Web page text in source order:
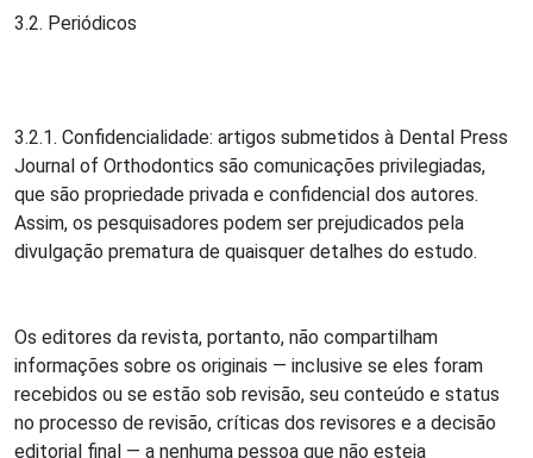
3.2. Periódicos
3.2.1. Confidencialidade: artigos submetidos à Dental Press
Journal of Orthodontics são comunicações privilegiadas,
que são propriedade privada e confidencial dos autores.
Assim, os pesquisadores podem ser prejudicados pela
divulgação prematura de quaisquer detalhes do estudo.
Os editores da revista, portanto, não compartilham
informações sobre os originais — inclusive se eles foram
recebidos ou se estão sob revisão, seu conteúdo e status
no processo de revisão, críticas dos revisores e a decisão
editorial final — a nenhuma pessoa que não esteja